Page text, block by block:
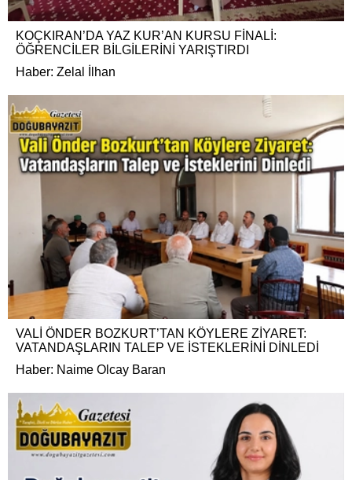
KOÇKIRAN’DA YAZ KUR’AN KURSU FİNALİ:
ÖĞRENCİLER BİLGİLERİNİ YARIŞTIRDI
Haber: Zelal İlhan
VALİ ÖNDER BOZKURT’TAN KÖYLERE ZİYARET:
VATANDAŞLARIN TALEP VE İSTEKLERİNİ DİNLEDİ
Haber: Naime Olcay Baran